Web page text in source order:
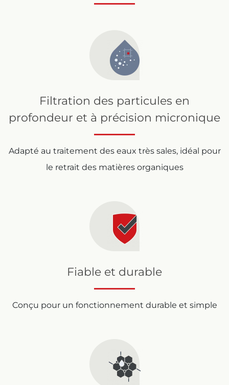
Filtration des particules en
profondeur et à précision micronique
Adapté au traitement des eaux très sales, idéal pour
le retrait des matières organiques
Fiable et durable
Conçu pour un fonctionnement durable et simple